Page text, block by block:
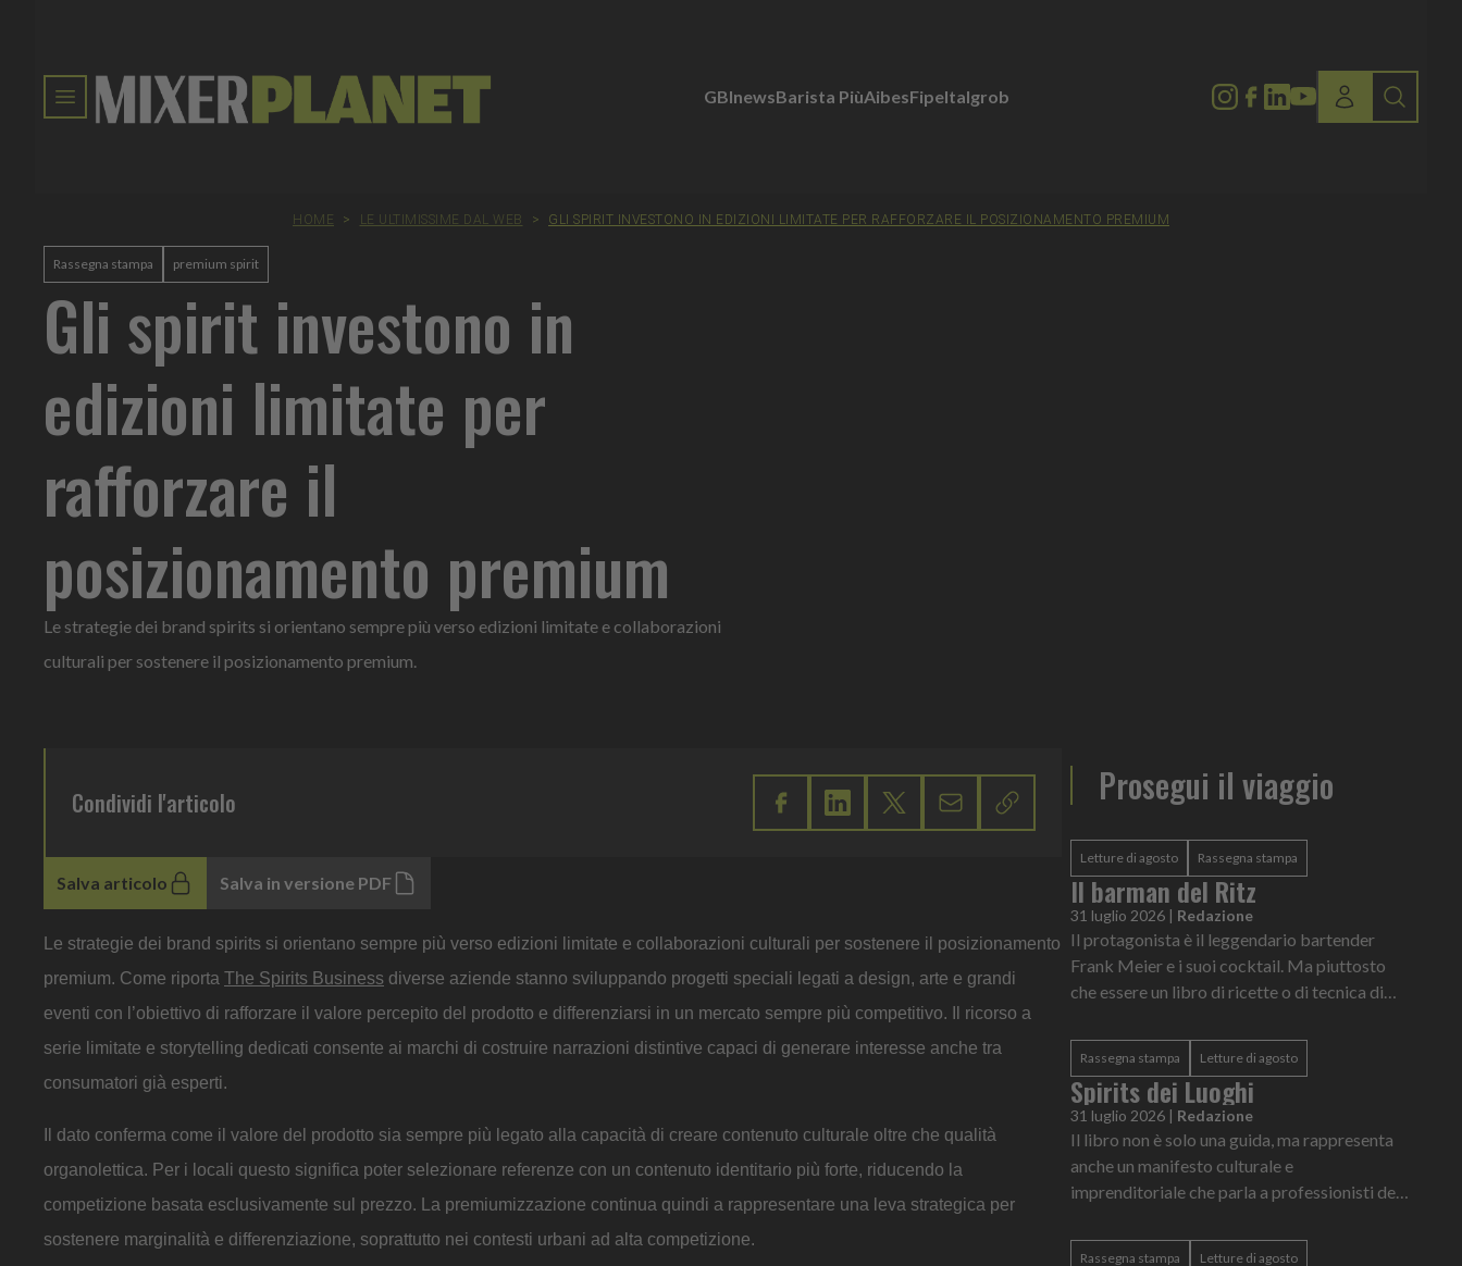
GBInewsBarista PiùAibesFipeItalgrob
HOME > LE ULTIMISSIME DAL WEB > GLI SPIRIT INVESTONO IN EDIZIONI LIMITATE PER RAFFORZARE IL POSIZIONAMENTO PREMIUM
Rassegna stampa premium spirit
Gli spirit investono in
edizioni limitate per
rafforzare il
posizionamento premium
Le strategie dei brand spirits si orientano sempre più verso edizioni limitate e collaborazioni
culturali per sostenere il posizionamento premium.
Condividi l'articolo
Salva articolo Salva in versione PDF
Le strategie dei brand spirits si orientano sempre più verso edizioni limitate e collaborazioni culturali per sostenere il posizionamento
premium. Come riporta The Spirits Business diverse aziende stanno sviluppando progetti speciali legati a design, arte e grandi
eventi con l’obiettivo di rafforzare il valore percepito del prodotto e differenziarsi in un mercato sempre più competitivo. Il ricorso a
serie limitate e storytelling dedicati consente ai marchi di costruire narrazioni distintive capaci di generare interesse anche tra
consumatori già esperti.
Il dato conferma come il valore del prodotto sia sempre più legato alla capacità di creare contenuto culturale oltre che qualità
organolettica. Per i locali questo significa poter selezionare referenze con un contenuto identitario più forte, riducendo la
competizione basata esclusivamente sul prezzo. La premiumizzazione continua quindi a rappresentare una leva strategica per
sostenere marginalità e differenziazione, soprattutto nei contesti urbani ad alta competizione.
Prosegui il viaggio
Letture di agosto Rassegna stampa
Il barman del Ritz
31 luglio 2026 | Redazione
Il protagonista è il leggendario bartender
Frank Meier e i suoi cocktail. Ma piuttosto
che essere un libro di ricette o di tecnica di
capitale europea in quattro anni decisivi della
sua storia
Rassegna stampa Letture di agosto
Spirits dei Luoghi
31 luglio 2026 | Redazione
Il libro non è solo una guida, ma rappresenta
anche un manifesto culturale e
imprenditoriale che parla a professionisti del
Rassegna stampa Letture di agosto